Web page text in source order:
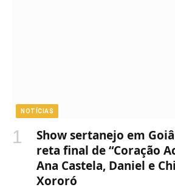
NOTÍCIAS
Show sertanejo em
reta final de “Coração
Ana Castela, Daniel e
Xororó